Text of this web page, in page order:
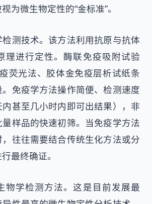
为微生物定性的“金标准”。
测技术。该方法利用抗原与抗体
理进行定性。酶联免疫吸附试验
疫荧光法、胶体金免疫层析试纸条
免疫学方法操作简便、检测速度
甚至几小时内即可出结果），非
样品的快速初筛。当免疫学方法
往往需要结合传统生化方法或分
最终确证。
物学检测方法。这是目前发展最